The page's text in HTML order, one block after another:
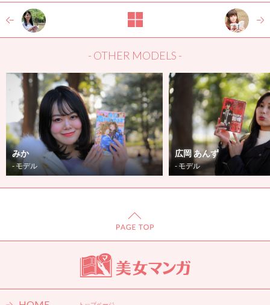
- OTHER MODELS -
みか
- モデル
広岡 あんず
- モデル